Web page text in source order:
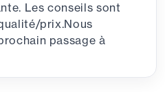
Les conseils sont
prix.Nous
passage à